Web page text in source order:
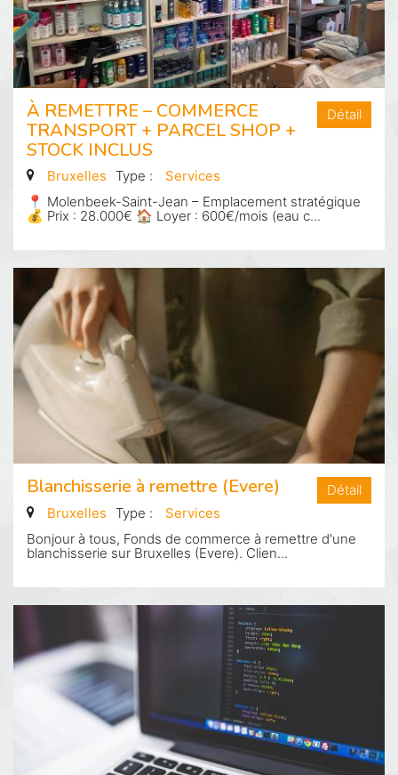
À REMETTRE – COMMERCE
TRANSPORT + PARCEL SHOP +
STOCK INCLUS
Détail
Bruxelles Type :
Services
📍 Molenbeek-Saint-Jean – Emplacement stratégique
💰 Prix : 28.000€ 🏠 Loyer : 600€/mois (eau c...
Blanchisserie à remettre (Evere)
Détail
Bruxelles Type :
Services
Bonjour à tous, Fonds de commerce à remettre d'une
blanchisserie sur Bruxelles (Evere). Clien...